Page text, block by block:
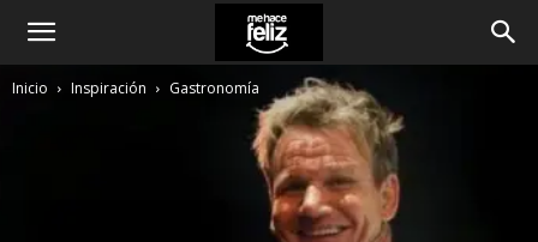
Inicio Inspiración Gastronomía